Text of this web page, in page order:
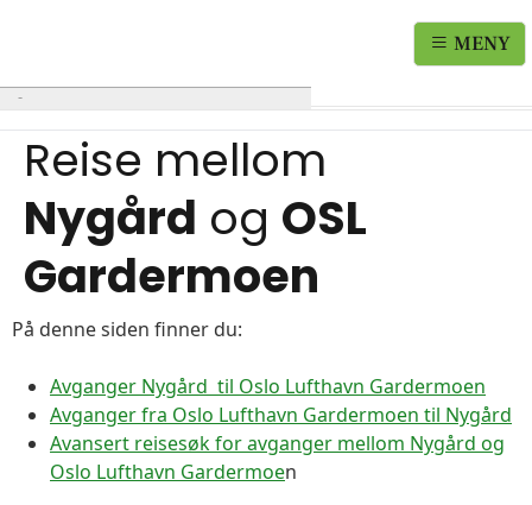
MENY
Reise mellom
Nygård og OSL
Gardermoen
På denne siden finner du:
Avganger Nygård til Oslo Lufthavn Gardermoen
Avganger fra Oslo Lufthavn Gardermoen til Nygård
Avansert reisesøk for avganger mellom Nygård og
Oslo Lufthavn Gardermoen